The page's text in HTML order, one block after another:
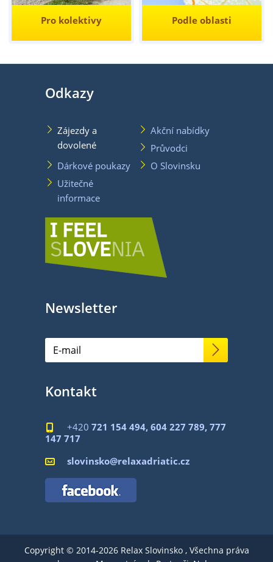
Pro kolektivy Podle oblasti
Odkazy
Zájezdy a
dovolené
Akční nabídky
Průvodci
Dárkové poukazy
O Slovinsku
Užitečné
informace
Newsletter
Kontakt
 +420 721 154 494, 604 227 789, 777
147 717
 slovinsko@relaxadriatic.cz
Copyright © 2014-2026 Relax Slovinsko , Všechna práva